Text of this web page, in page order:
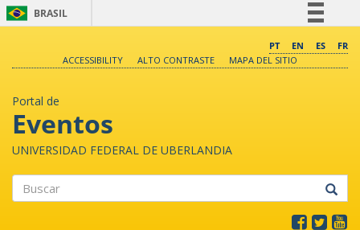
BRASIL
Comunica BR
PT EN ES
FR
ACCESSIBILITY
ALTO CONTRASTE MAPA DEL SITIO
Portal de
Eventos
UNIVERSIDAD FEDERAL DE UBERLANDIA